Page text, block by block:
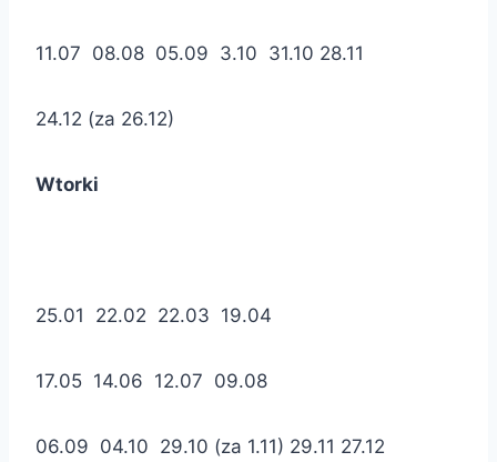
11.07 08.08 05.09 3.10 31.10 28.11
24.12 (za 26.12)
Wtorki
25.01 22.02 22.03 19.04
17.05 14.06 12.07 09.08
06.09 04.10 29.10 (za 1.11) 29.11 27.12